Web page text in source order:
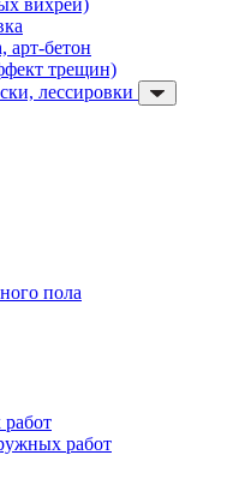
вихрей)
арт-бетон
трещин)
лессировки
пола
работ
работ